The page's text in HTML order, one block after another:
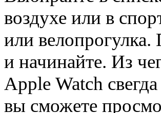
воздухе или в
или велопрогулка.
и начинайте. Из
Apple Watch
вы сможете